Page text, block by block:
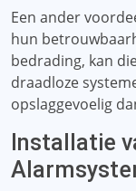
Een ander
hun
bedrading, kan
draadloze
opslaggevoelig
Installatie